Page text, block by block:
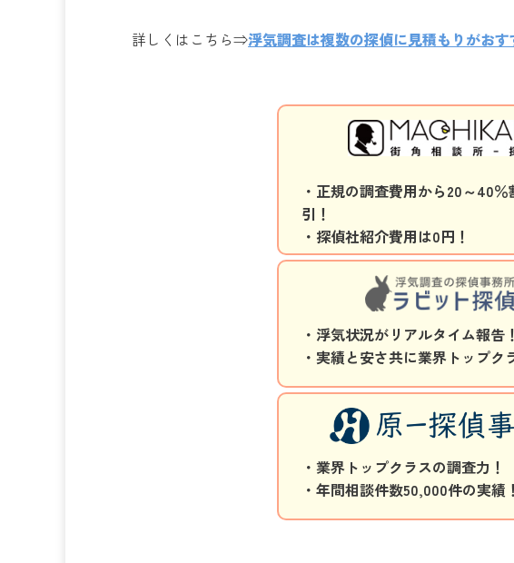
詳しくはこちら⇒浮気調査は複数の探偵に見積もりがお
・正規の調査費用から20～40％
引！
・探偵社紹介費用は0円！
・浮気状況がリアルタイム報告！
・実績と安さ共に業界トップク
・業界トップクラスの調査力！
・年間相談件数50,000件の実績！